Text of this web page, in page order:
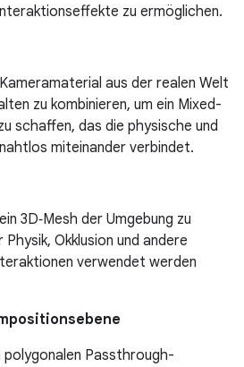
zu ermöglichen.
aus der realen Welt
zu kombinieren, um ein Mixed-
schaffen, das die physische und
miteinander verbindet.
3D‑Mesh der Umgebung zu
Okklusion und andere
verwendet werden
polygonalen Passthrough-